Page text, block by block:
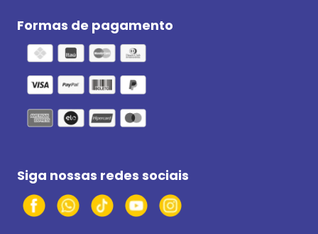
Formas de pagamento
Siga nossas redes sociais